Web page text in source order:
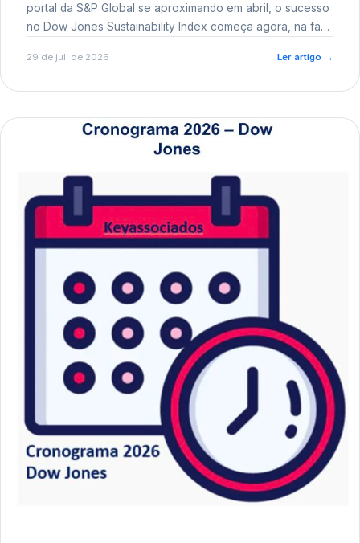
portal da S&P Global se aproximando em abril, o sucesso
no Dow Jones Sustainability Index começa agora, na fase
29 de jul. de 2026 Ler artigo →